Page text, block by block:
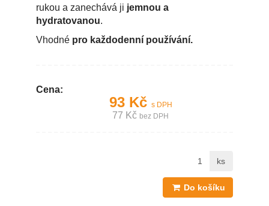
rukou a zanechává ji jemnou a
hydratovanou.
Vhodné pro každodenní používání.
Cena:
93 Kč s DPH
77 Kč bez DPH
ks
Do košíku